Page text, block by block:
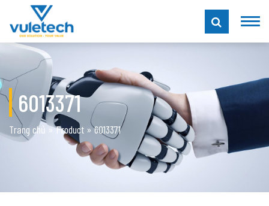
6013371
Trang chủ »Product »6013371